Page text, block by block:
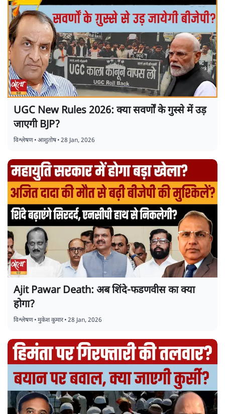
UGC New Rules 2026: क्या सवर्णों के गुस्से में उड़
जाएगी BJP?
विश्लेषण•आशुतोष•28 Jan, 2026
Ajit Pawar Death: अब शिंदे-फडणवीस का क्या
होगा?
विश्लेषण•मुकेश कुमार•28 Jan, 2026